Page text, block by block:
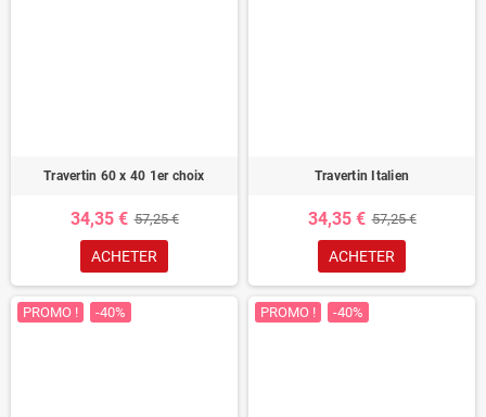
Travertin 60 x 40 1er choix
34,35 € 57,25 €
ACHETER
Travertin Italien
34,35 € 57,25 €
ACHETER
PROMO ! -40% PROMO ! -40%